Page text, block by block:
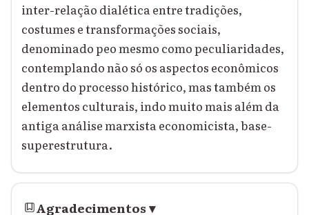
inter-relação dialética entre tradições,
costumes e transformações sociais,
denominado peo mesmo como peculiaridades,
contemplando não só os aspectos econômicos
dentro do processo histórico, mas também os
elementos culturais, indo muito mais além da
antiga análise marxista economicista, base-
superestrutura.
Agradecimentos▾